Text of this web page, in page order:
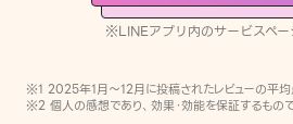
※LINEアプリ内のサービスペ
※1 2025年1月〜12月に投稿されたレビューの平均
※2 個人の感想であり、効果・効能を保証するもの